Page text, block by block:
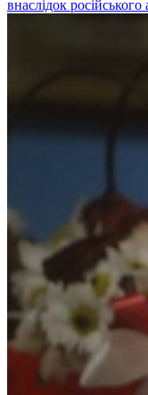
внаслідок російського